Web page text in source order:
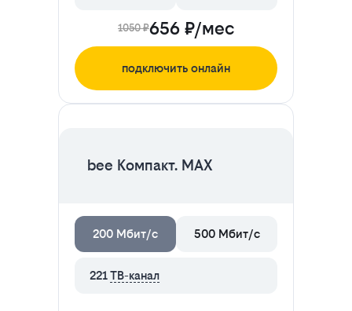
1050 ₽656 ₽/мес
подключить онлайн
bee Компакт. MAX
200 Мбит/с 500 Мбит/с
221ТВ-канал